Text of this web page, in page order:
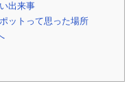
出来事
ットって思った場所